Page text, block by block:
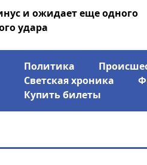
и ожидает еще одного
удара
Политика
Светская хроника
Купить билеты